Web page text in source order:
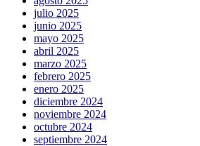
julio 2025
junio 2025
mayo 2025
abril 2025
marzo 2025
febrero 2025
enero 2025
diciembre 2024
noviembre 2024
octubre 2024
septiembre 2024